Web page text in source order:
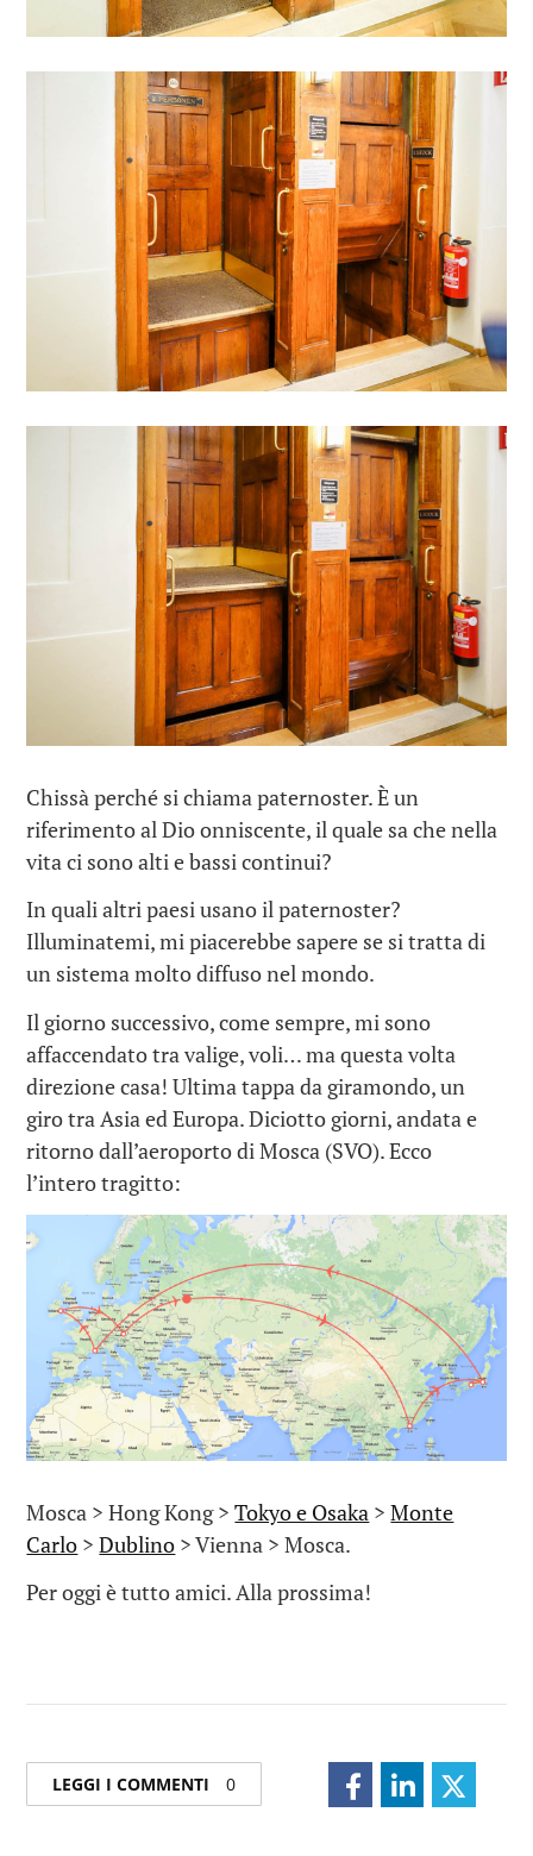
Chissà perché si chiama paternoster. È un
riferimento al Dio onniscente, il quale sa che nella
vita ci sono alti e bassi continui?
In quali altri paesi usano il paternoster?
Illuminatemi, mi piacerebbe sapere se si tratta di
un sistema molto diffuso nel mondo.
Il giorno successivo, come sempre, mi sono
affaccendato tra valige, voli… ma questa volta
direzione casa! Ultima tappa da giramondo, un
giro tra Asia ed Europa. Diciotto giorni, andata e
ritorno dall’aeroporto di Mosca (SVO). Ecco
l’intero tragitto:
Mosca > Hong Kong >Tokyo e Osaka >Monte
Carlo >Dublino > Vienna > Mosca.
Per oggi è tutto amici. Alla prossima!
LEGGI I COMMENTI 0